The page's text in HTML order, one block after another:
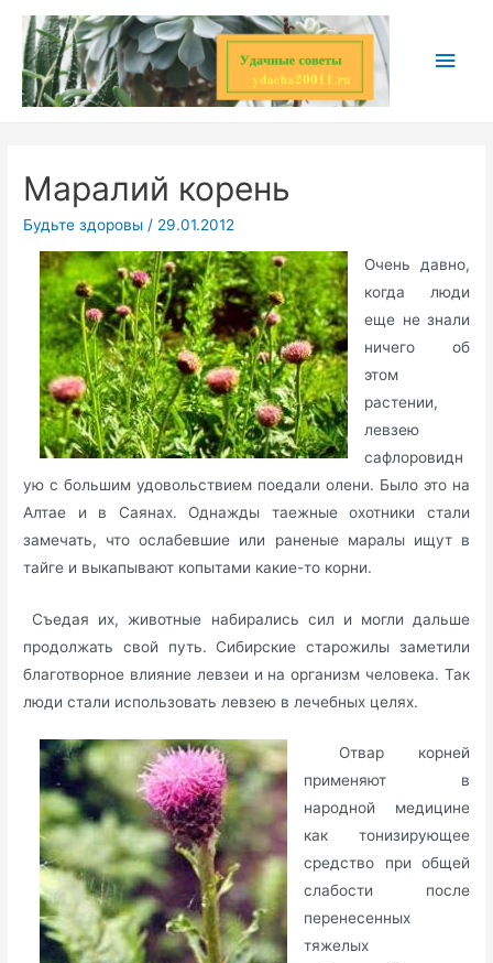
Перейти
содержимому
Маралий корень
Будьте здоровы / 29.01.2012
Очень давно,
когда люди
еще не знали
ничего об
этом
растении,
левзею
сафлоровидн
ую с большим удовольствием поедали олени. Было это на
Алтае и в Саянах. Однажды таежные охотники стали
замечать, что ослабевшие или раненые маралы ищут в
тайге и выкапывают копытами какие-то корни.
Съедая их, животные набирались сил и могли дальше
продолжать свой путь. Сибирские старожилы заметили
благотворное влияние левзеи и на организм человека. Так
люди стали использовать левзею в лечебных целях.
Отвар корней
применяют в
народной медицине
как тонизирующее
средство при общей
слабости после
перенесенных
тяжелых